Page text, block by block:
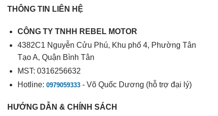
THÔNG TIN LIÊN HỆ
CÔNG TY TNHH REBEL MOTOR
4382C1 Nguyễn Cửu Phú, Khu phố 4, Phường Tân
Tạo A, Quận Bình Tân
MST: 0316256632
Hotline: 0979059333- Võ Quốc Dương (hỗ trợ đại lý)
HƯỚNG DẪN & CHÍNH SÁCH